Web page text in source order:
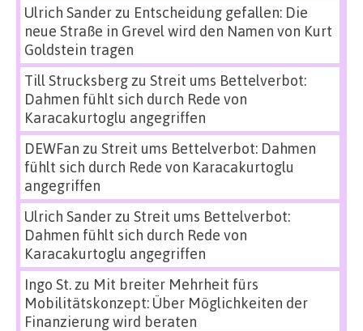
Ulrich Sanderzu Entscheidung gefallen: Die
neue Straße in Grevel wird den Namen von Kurt
Goldstein tragen
Till Strucksbergzu Streit ums Bettelverbot:
Dahmen fühlt sich durch Rede von
Karacakurtoglu angegriffen
DEWFan zu Streit ums Bettelverbot: Dahmen
fühlt sich durch Rede von Karacakurtoglu
angegriffen
Ulrich Sanderzu Streit ums Bettelverbot:
Dahmen fühlt sich durch Rede von
Karacakurtoglu angegriffen
Ingo St.zu Mit breiter Mehrheit fürs
Mobilitätskonzept: Über Möglichkeiten der
Finanzierung wird beraten